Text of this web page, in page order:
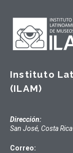
Instituto
(ILAM)
Dirección:
San José, Costa Rica
Correo: